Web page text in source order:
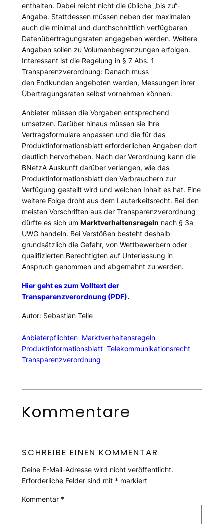
enthalten. Dabei reicht nicht die übliche „bis zu“-
Angabe. Stattdessen müssen neben der maximalen
auch die minimal und durchschnittlich verfügbaren
Datenübertragungsraten angegeben werden. Weitere
Angaben sollen zu Volumenbegrenzungen erfolgen.
Interessant ist die Regelung in § 7 Abs. 1
Transparenzverordnung: Danach muss
den Endkunden angeboten werden, Messungen ihrer
Übertragungsraten selbst vornehmen können.
Anbieter müssen die Vorgaben entsprechend
umsetzen. Darüber hinaus müssen sie ihre
Vertragsformulare anpassen und die für das
Produktinformationsblatt erforderlichen Angaben dort
deutlich hervorheben. Nach der Verordnung kann die
BNetzA Auskunft darüber verlangen, wie das
Produktinformationsblatt den Verbrauchern zur
Verfügung gestellt wird und welchen Inhalt es hat. Eine
weitere Folge droht aus dem Lauterkeitsrecht. Bei den
meisten Vorschriften aus der Transparenzverordnung
dürfte es sich um Marktverhaltensregeln nach § 3a
UWG handeln. Bei Verstößen besteht deshalb
grundsätzlich die Gefahr, von Wettbewerbern oder
qualifizierten Berechtigten auf Unterlassung in
Anspruch genommen und abgemahnt zu werden.
Hier geht es zum Volltext der
Transparenzverordnung (PDF).
Autor: Sebastian Telle
Anbieterpflichten Marktverhaltensregeln
Produktinformationsblatt Telekommunikationsrecht
Transparenzverordnung
Kommentare
SCHREIBE EINEN KOMMENTAR
Deine E-Mail-Adresse wird nicht veröffentlicht.
Erforderliche Felder sind mit * markiert
Kommentar *